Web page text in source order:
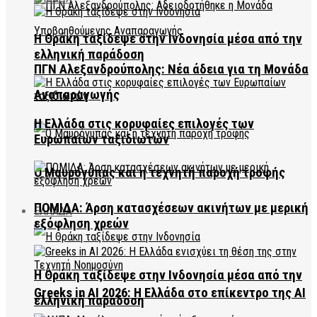
ΠΓΝ Αλεξανδρούπολης: Νέα άδεια για τη Μονάδα
Αναπαραγωγής
Ο Μαυρόγυπας και η τεχνητή παροχή τροφής
ΕΛΛΑΔΑ
Η Θράκη ταξίδεψε στην Ινδονησία μέσα από την
ελληνική παράδοση
Η Θράκη ταξίδεψε στην Ινδονησία μέσα από την
ελληνική παράδοση
Η Ελλάδα στις κορυφαίες επιλογές των
Ευρωπαίων ταξιδιωτών
ΠΟΜΙΔΑ: Άρση κατασχέσεων ακινήτων με μερική
εξόφληση χρεών
Greeks in AI 2026: Η Ελλάδα στο επίκεντρο της AI